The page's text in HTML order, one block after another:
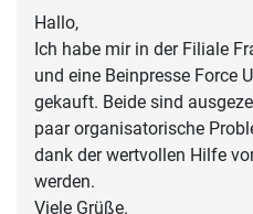
Hallo,
Ich habe mir in der Filiale
und eine Beinpresse Force
gekauft. Beide sind
paar organisatorische
dank der wertvollen Hilfe
werden.
Viele Grüße.